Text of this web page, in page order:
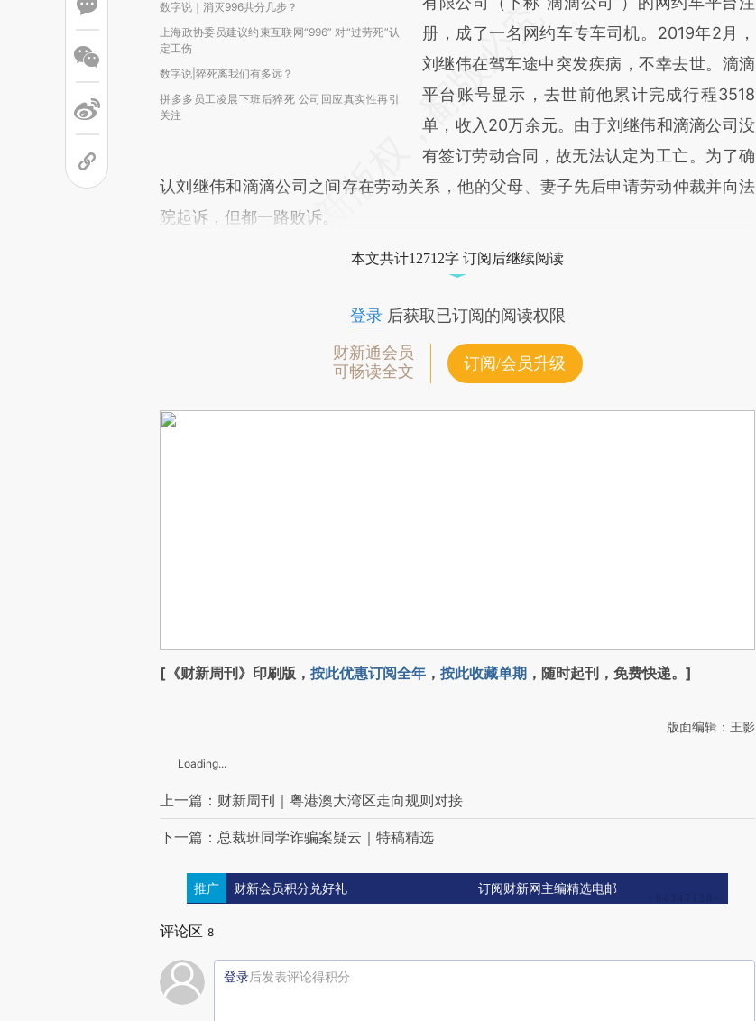
数字说｜消灭996共分几步？
上海政协委员建议约束互联网“996” 对“过劳死”认
定工伤
数字说|猝死离我们有多远？
拼多多员工凌晨下班后猝死 公司回应真实性再引
关注
册，成了一名网约车专车司机。2019年2月，
刘继伟在驾车途中突发疾病，不幸去世。滴滴
平台账号显示，去世前他累计完成行程3518
单，收入20万余元。由于刘继伟和滴滴公司没
有签订劳动合同，故无法认定为工亡。为了确
认刘继伟和滴滴公司之间存在劳动关系，他的父母、妻子先后申请劳动仲裁并向法
院起诉，但都一路败诉。
本文共计12712字 订阅后继续阅读
登录后获取已订阅的阅读权限
财新通会员
可畅读全文
订阅/会员升级
[《财新周刊》印刷版， 按此优惠订阅全年 ， 按此收藏单期 ，随时起刊，免费快递。]
版面编辑：王影
Loading...
上一篇：财新周刊｜粤港澳大湾区走向规则对接
下一篇：总裁班同学诈骗案疑云｜特稿精选
推广 财新会员积分兑好礼 订阅财新网主编精选电邮
评论区 8
登录后发表评论得积分